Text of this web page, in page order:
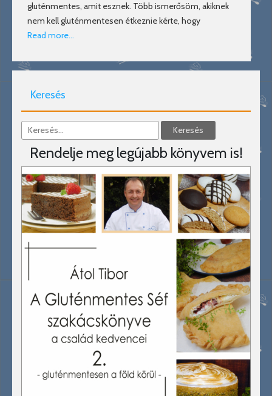
gluténmentes, amit esznek. Több ismerősöm, akiknek
nem kell gluténmentesen étkeznie kérte, hogy
Read more…
Keresés
Rendelje meg legújabb könyvem is!